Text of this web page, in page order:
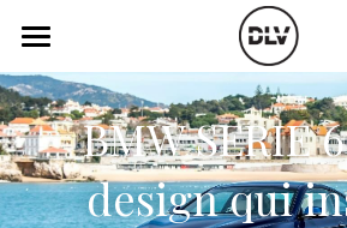
Catégories
Actualité Auto
Électrique
Vidéo
Podcast
BMW SERIE
design qui
LES CATÉGORIES DE LA
Toutes les catégories